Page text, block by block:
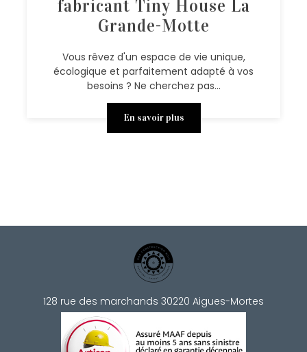
fabricant Tiny House La
Grande-Motte
Vous rêvez d'un espace de vie unique,
écologique et parfaitement adapté à vos
besoins ? Ne cherchez pas...
En savoir plus
128 rue des marchands 30220 Aigues-Mortes